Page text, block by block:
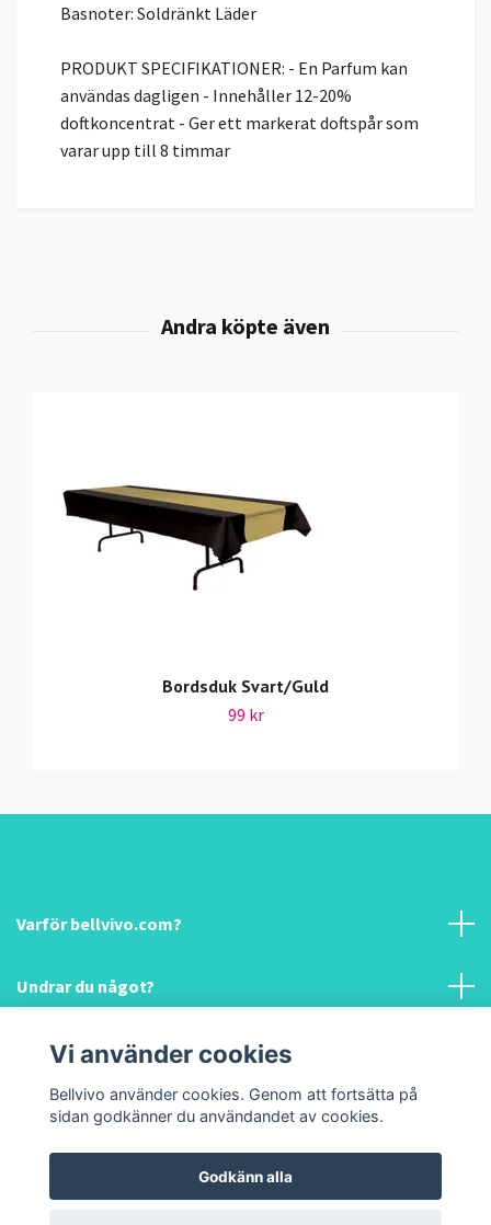
Basnoter: Soldränkt Läder
PRODUKT SPECIFIKATIONER: - En Parfum kan
användas dagligen - Innehåller 12-20%
doftkoncentrat - Ger ett markerat doftspår som
varar upp till 8 timmar
Bordsduk Svart/Guld
99 kr
Varför bellvivo.com?
Undrar du något?
Information & hjälp!
Sociala medier
Vi använder cookies
Bellvivo använder cookies. Genom att fortsätta på
sidan godkänner du användandet av cookies.
Godkänn alla